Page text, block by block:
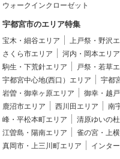
ウォークインクローゼット
宇都宮市のエリア特集
宝木・細谷エリア 上戸祭・野沢
さくら市エリア
河内・岡本エリア
駒生・下荒針エリア
戸祭・若草
宇都宮中心地(西口）エリア
宇都
岩曽・御幸ヶ原エリア
御幸・越
鹿沼市エリア
西川田エリア 南
峰・平松本町エリア
清原ゆいの
江曽島・陽南エリア
雀の宮・上
真岡市・上三川町エリア
インタ